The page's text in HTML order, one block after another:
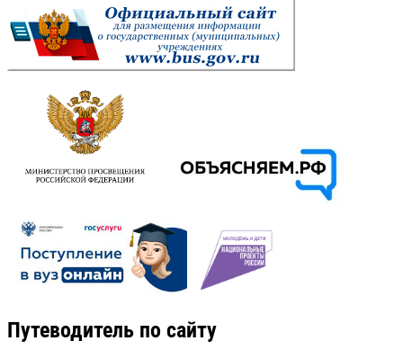
Путеводитель по сайту